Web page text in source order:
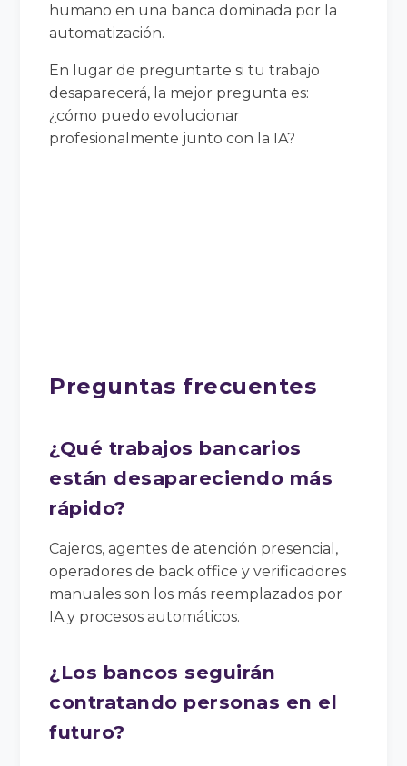
humano en una banca dominada por la
automatización.
En lugar de preguntarte si tu trabajo
desaparecerá, la mejor pregunta es:
¿cómo puedo evolucionar
profesionalmente junto con la IA?
Preguntas frecuentes
¿Qué trabajos bancarios
están desapareciendo más
rápido?
Cajeros, agentes de atención presencial,
operadores de back office y verificadores
manuales son los más reemplazados por
IA y procesos automáticos.
¿Los bancos seguirán
contratando personas en el
futuro?